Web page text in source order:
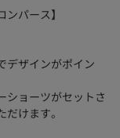
パース】
デザインがポイン
ショーツがセットさ
けます。